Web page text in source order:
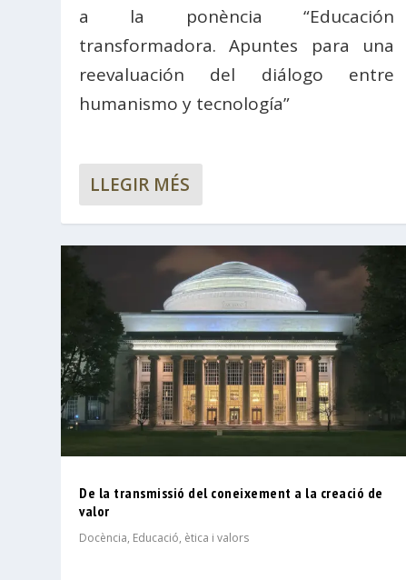
a la ponència “Educación
transformadora. Apuntes para una
reevaluación del diálogo entre
humanismo y tecnología”
LLEGIR MÉS
De la transmissió del coneixement a la creació de
valor
Docència, Educació, ètica i valors